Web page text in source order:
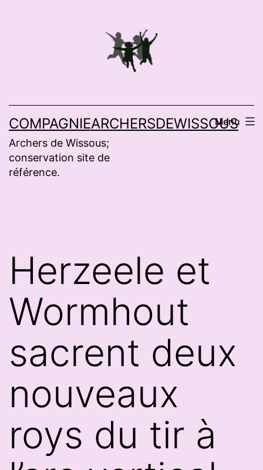
COMPAGNIEARCHERSDEWISSOUS
Archers de Wissous;
conservation site de
référence.
Menu
Herzeele et
Wormhout
sacrent deux
nouveaux
roys du tir à